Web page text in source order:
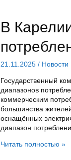
В
21.11.2025 / Новости
Государственный
диапазонов
коммерческим
большинства
оснащённых
диапазон
В
Читать полностью »